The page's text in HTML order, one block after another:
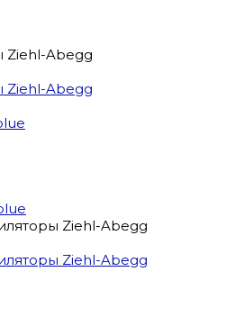
Ziehl-Abegg
Ziehl-Abegg
Ziehl-Abegg
Ziehl-Abegg